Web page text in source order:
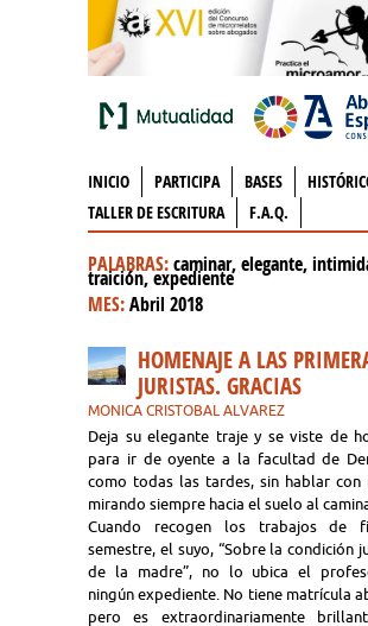
INICIO PARTICIPA BASES
TALLER DE ESCRITURA
F.A.Q.
PALABRAS:caminar, elegante,
traición, expediente
MES:Abril 2018
HOMENAJE A LAS
JURISTAS. GRACIAS
MONICA CRISTOBAL ALVAREZ
Deja su elegante traje y se viste de
para ir de oyente a la facultad de
como todas las tardes, sin hablar con
mirando siempre hacia el suelo al
Cuando recogen los trabajos de
semestre, el suyo, “Sobre la condición
de la madre”, no lo ubica el
ningún expediente. No tiene matrícula
pero es extraordinariamente